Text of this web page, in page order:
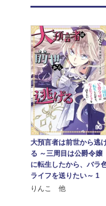
大預言者は前世から逃
る ～三周目は公爵令嬢
に転生したから、バラ
ライフを送りたい～ 1
りんこ 他